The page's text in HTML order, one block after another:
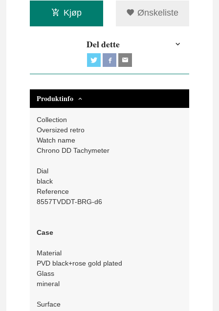
Kjøp Ønskeliste
Del dette
Produktinfo
Collection
Oversized retro
Watch name
Chrono DD Tachymeter
Dial
black
Reference
8557TVDDT-BRG-d6
Case
Material
PVD black+rose gold plated
Glass
mineral
Surface